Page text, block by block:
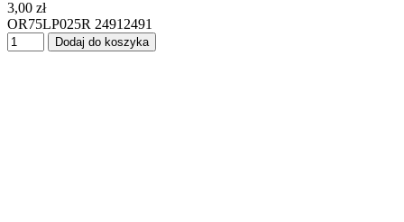
3,00 zł
OR75LP025R 24912491
Dodaj do koszyka